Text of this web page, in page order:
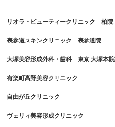
リオラ・ビューティークリニック 柏院
表参道スキンクリニック 表参道院
大塚美容形成外科・歯科 東京 大塚本院
有楽町高野美容クリニック
自由が丘クリニック
ヴェリィ美容形成クリニック